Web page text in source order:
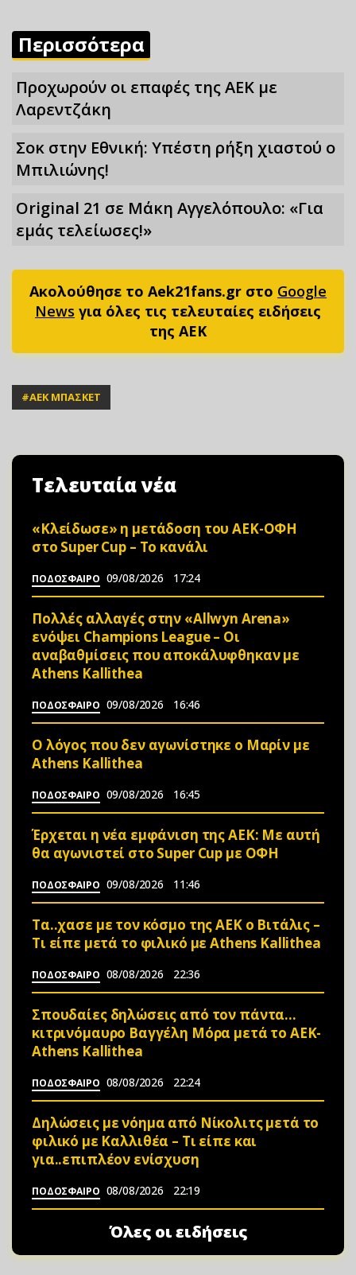
Περισσότερα
Προχωρούν οι επαφές της ΑΕΚ με
Λαρεντζάκη
Σoκ στην Εθνική: Υπέστη ρήξη χιαστού ο
Μπιλιώνης!
Original 21 σε Μάκη Αγγελόπουλο: «Για
εμάς τελείωσες!»
Ακολούθησε το Aek21fans.gr στο Google
News για όλες τις τελευταίες ειδήσεις
της ΑΕΚ
#ΑΕΚ ΜΠΑΣΚΕΤ
Τελευταία νέα
«Κλείδωσε» η μετάδοση του ΑΕΚ-ΟΦΗ
στο Super Cup – Το κανάλι
ΠΟΔΟΣΦΑΙΡΟ 09/08/2026 17:24
Πολλές αλλαγές στην «Allwyn Arena»
ενόψει Champions League – Οι
αναβαθμίσεις που αποκάλυφθηκαν με
Athens Kallithea
ΠΟΔΟΣΦΑΙΡΟ 09/08/2026 16:46
Ο λόγος που δεν αγωνίστηκε ο Μαρίν με
Athens Kallithea
ΠΟΔΟΣΦΑΙΡΟ 09/08/2026 16:45
Έρχεται η νέα εμφάνιση της ΑΕΚ: Με αυτή
θα αγωνιστεί στο Super Cup με ΟΦΗ
ΠΟΔΟΣΦΑΙΡΟ 09/08/2026 11:46
Τα..χασε με τον κόσμο της ΑΕΚ ο Βιτάλις –
Τι είπε μετά το φιλικό με Athens Kallithea
ΠΟΔΟΣΦΑΙΡΟ 08/08/2026 22:36
Σπουδαίες δηλώσεις από τον πάντα…
κιτρινόμαυρο Βαγγέλη Μόρα μετά το ΑΕΚ-
Athens Kallithea
ΠΟΔΟΣΦΑΙΡΟ 08/08/2026 22:24
Δηλώσεις με νόημα από Νίκολιτς μετά το
φιλικό με Καλλιθέα – Τι είπε και
για..επιπλέον ενίσχυση
ΠΟΔΟΣΦΑΙΡΟ 08/08/2026 22:19
Όλες οι ειδήσεις